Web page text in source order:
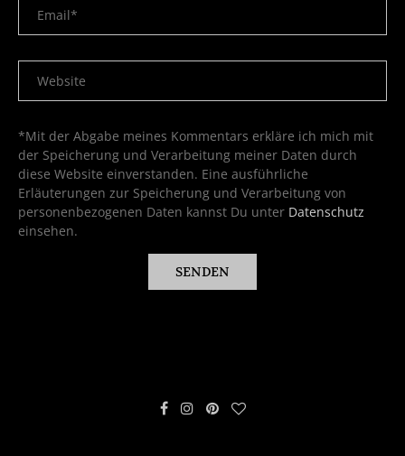
*Mit der Abgabe meines Kommentars erkläre ich mich mit
der Speicherung und Verarbeitung meiner Daten durch
diese Website einverstanden. Eine ausführliche
Erläuterungen zur Speicherung und Verarbeitung von
personenbezogenen Daten kannst Du unter Datenschutz
einsehen.